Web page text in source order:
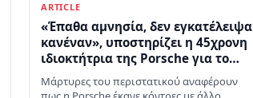
ARTICLE
«Έπαθα αμνησία, δεν εγκατέλειψα
κανέναν», υποστηρίζει η 45χρονη
ιδιοκτήτρια της Porsche για το
τροχαίο στη Θεσσαλονίκη
Μάρτυρες του περιστατικού αναφέρουν